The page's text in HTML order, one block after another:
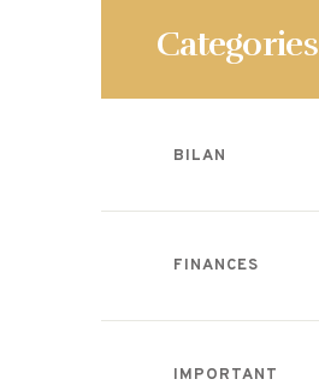
Categories
BILAN
FINANCES
IMPORTANT